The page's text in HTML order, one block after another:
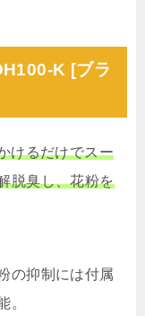
K [ブラ
けるだけでスー
脱臭し、花粉を
の抑制には付属
。